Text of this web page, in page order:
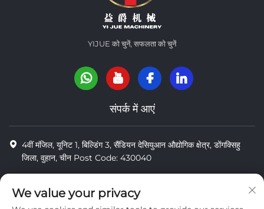
YIJUE को चुनें, सफलता को चुनें
संपर्क में आएं
4वीं मंजिल, यूनिट 1, बिल्डिंग 3, सैंडियन देसियुआन औद्योगिक क्षेत्र, डोंगक्सिहु
जिला, वुहान, चीन Post Code: 430040
8618971664820
We value your privacy